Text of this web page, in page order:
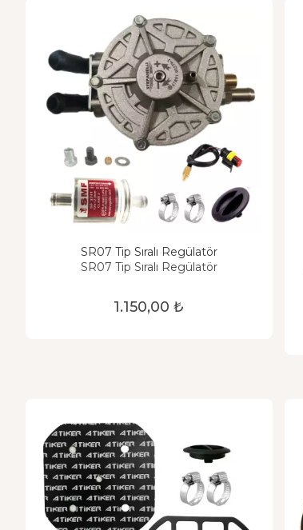
SR07 Tip Sıralı Regülatör
SR07 Tip Sıralı Regülatör
1.150,00 ₺